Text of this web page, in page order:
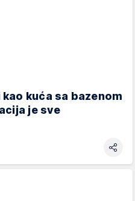
kuća sa bazenom
je sve